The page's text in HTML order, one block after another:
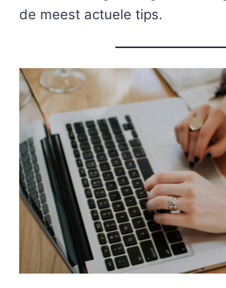
de meest actuele tips.